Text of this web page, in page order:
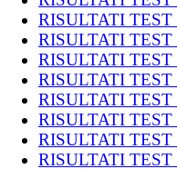
RISULTATI
RISULTATI
RISULTATI
RISULTATI
RISULTATI
RISULTATI
RISULTATI
RISULTATI